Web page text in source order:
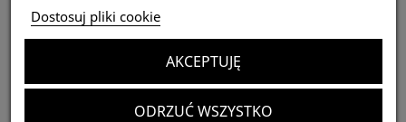
Harpactira pulchripes L3 (1,5cm) x10
Brutto
Dostosuj pliki cookie
ODRZUĆ WSZYSTKO
AKCEPTUJĘ